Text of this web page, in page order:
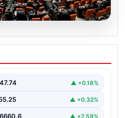
Türkiye”
Araştırma
Genel Kurulu'nda, İYİ Parti
47.74 ▲ +0.18%
▲ +0.32%
6660.6 ▲ +2.59%